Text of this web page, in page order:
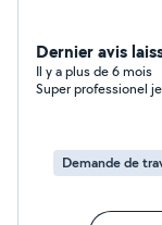
Dernier avis
Il y a plus de 6 mois
Super professionel
Demande de